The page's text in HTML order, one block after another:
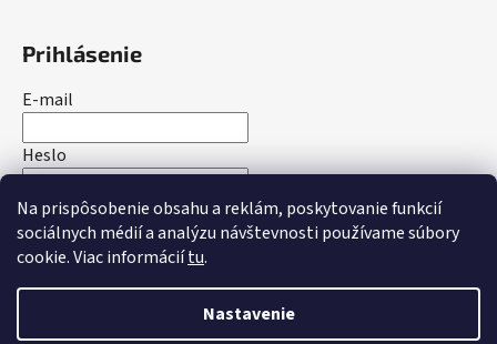
Na prispôsobenie obsahu a reklám, poskytovanie funkcií
sociálnych médií a analýzu návštevnosti používame súbory
cookie. Viac informáciítu.
Nastavenie
Prihlásenie
E-mail
Heslo
PRIHLÁSIŤ SA
Nová registráciaZabudnuté heslo